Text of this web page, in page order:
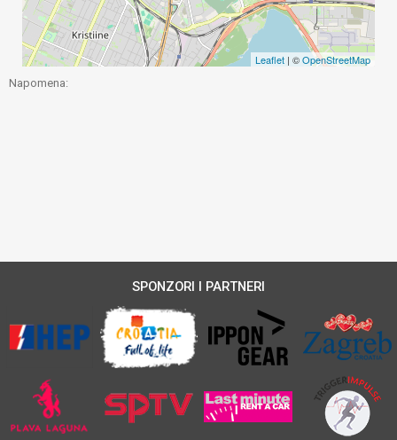
Leaflet | ©OpenStreetMap
Napomena:
SPONZORI I PARTNERI